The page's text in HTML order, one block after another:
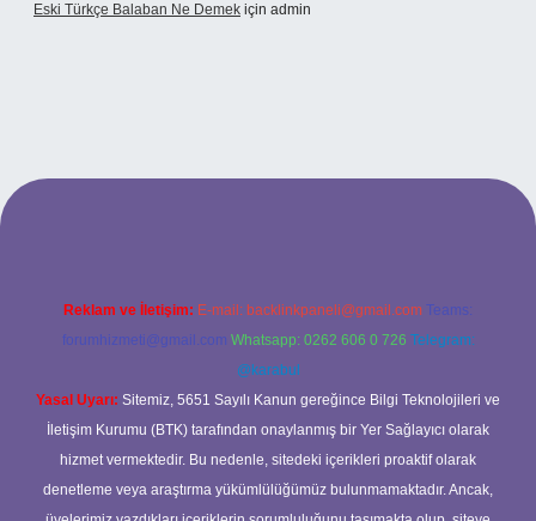
Eski Türkçe Balaban Ne Demek için admin
casino
Reklam ve İletişim: E-mail: backlinkpaneli@gmail.com Teams:
forumhizmeti@gmail.com Whatsapp: 0262 606 0 726 Telegram:
@karabul
Yasal Uyarı: Sitemiz, 5651 Sayılı Kanun gereğince Bilgi Teknolojileri ve
İletişim Kurumu (BTK) tarafından onaylanmış bir Yer Sağlayıcı olarak
hizmet vermektedir. Bu nedenle, sitedeki içerikleri proaktif olarak
denetleme veya araştırma yükümlülüğümüz bulunmamaktadır. Ancak,